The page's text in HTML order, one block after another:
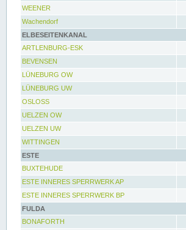
WEENER
Wachendorf
ELBESEITENKANAL
ARTLENBURG-ESK
BEVENSEN
LÜNEBURG OW
LÜNEBURG UW
OSLOSS
UELZEN OW
UELZEN UW
WITTINGEN
ESTE
BUXTEHUDE
ESTE INNERES SPERRWERK AP
ESTE INNERES SPERRWERK BP
FULDA
BONAFORTH